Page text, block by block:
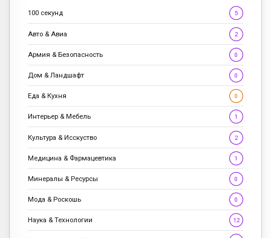
100 секунд 5
Авто & Авиа 2
Армия & Безопасность 0
Дом & Ландшафт 0
Еда & Кухня 0
Интерьер & Мебель 1
Культура & Исскуство 2
Медицина & Фармацевтика 1
Минералы & Ресурсы 0
Мода & Роскошь 0
Наука & Технологии 12